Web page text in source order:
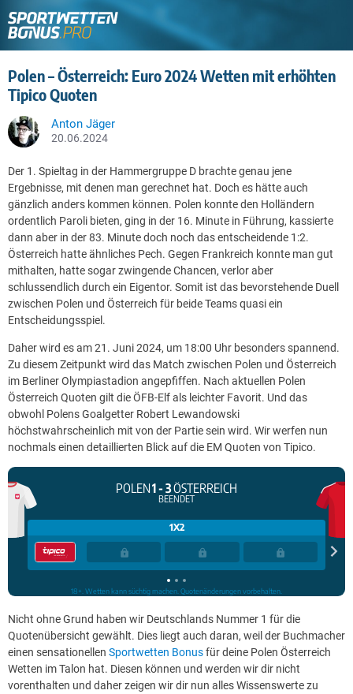
Polen – Österreich: Euro 2024 Wetten mit erhöhten
Tipico Quoten
Anton Jäger
20.06.2024
Der 1. Spieltag in der Hammergruppe D brachte genau jene
Ergebnisse, mit denen man gerechnet hat. Doch es hätte auch
gänzlich anders kommen können. Polen konnte den Holländern
ordentlich Paroli bieten, ging in der 16. Minute in Führung, kassierte
dann aber in der 83. Minute doch noch das entscheidende 1:2.
Österreich hatte ähnliches Pech. Gegen Frankreich konnte man gut
mithalten, hatte sogar zwingende Chancen, verlor aber
schlussendlich durch ein Eigentor. Somit ist das bevorstehende Duell
zwischen Polen und Österreich für beide Teams quasi ein
Entscheidungsspiel.
Daher wird es am 21. Juni 2024, um 18:00 Uhr besonders spannend.
Zu diesem Zeitpunkt wird das Match zwischen Polen und Österreich
im Berliner Olympiastadion angepfiffen. Nach aktuellen Polen
Österreich Quoten gilt die ÖFB-Elf als leichter Favorit. Und das
obwohl Polens Goalgetter Robert Lewandowski
höchstwahrscheinlich mit von der Partie sein wird. Wir werfen nun
nochmals einen detaillierten Blick auf die EM Quoten von Tipico.
Nicht ohne Grund haben wir Deutschlands Nummer 1 für die
Quotenübersicht gewählt. Dies liegt auch daran, weil der Buchmacher
einen sensationellen Sportwetten Bonusfür deine Polen Österreich
Wetten im Talon hat. Diesen können und werden wir dir nicht
vorenthalten und daher zeigen wir dir nun alles Wissenswerte zu